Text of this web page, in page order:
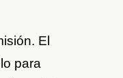
El
para